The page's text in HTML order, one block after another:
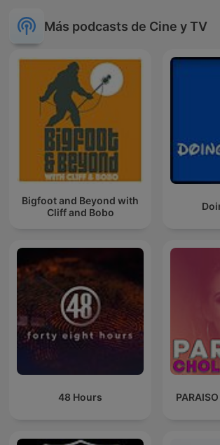
Más podcasts de Cine y TV
Bigfoot and Beyond with
Cliff and Bobo
48 Hours